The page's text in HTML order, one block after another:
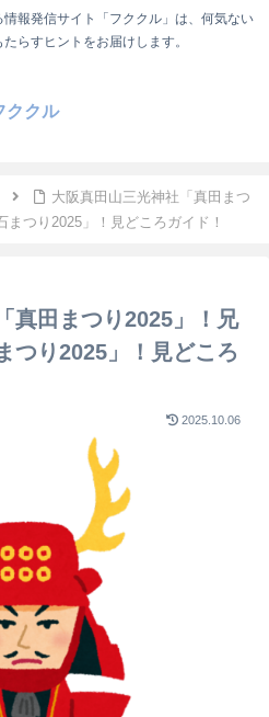
報発信サイト「フククル」は、何気ない
らすヒントをお届けします。
ククル
大阪真田山三光神社「真田まつ
つり2025」！見どころガイド！
真田まつり2025」！兄
つり2025」！見どころ
2025.10.06